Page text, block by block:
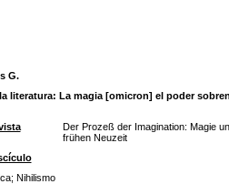
G.
literatura: La magia [omicron] el poder
Der Prozeß der Imagination: Magie
frühen Neuzeit
; Nihilismo